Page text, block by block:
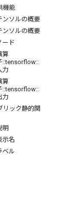
機能
ンソルの概要
ンソルの概要
ード
算
::tensorflow::
力
算
::tensorflow::
力
リック静的関
明
示名
ベル